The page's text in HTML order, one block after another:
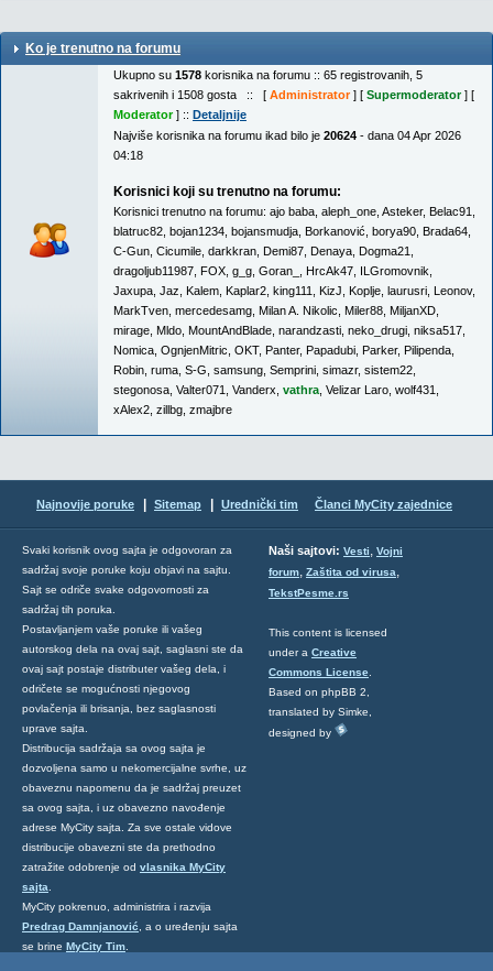
Ko je trenutno na forumu
Ukupno su 1578 korisnika na forumu :: 65 registrovanih, 5
sakrivenih i 1508 gosta :: [ Administrator] [ Supermoderator] [
Moderator] :: Detaljnije
Najviše korisnika na forumu ikad bilo je 20624 - dana 04 Apr 2026
04:18
Korisnici koji su trenutno na forumu:
Korisnici trenutno na forumu: ajo baba aleph_one Asteker, Belac91
blatruc82 bojan1234 bojansmudja Borkanović borya90 Brada64
C-Gun Cicumile darkkran Demi87 Denaya Dogma21
dragoljub11987 FOX g_g Goran_ HrcAk47 ILGromovnik
Jaxupa Jaz Kalem Kaplar2 king111 KizJ Koplje laurusri Leonov,
MarkTven mercedesamg Milan A. Nikolic Miler88 MiljanXD
mirage Mldo MountAndBlade narandzasti neko_drugi niksa517
Nomica OgnjenMitric OKT, Panter, Papadubi Parker, Pilipenda
Robin ruma S-G samsung Semprini simazr, sistem22
stegonosa Valter071 Vanderx vathra Velizar Laro wolf431
xAlex2 zillbg zmajbre
Najnovije poruke Sitemap Urednički tim Članci MyCity zajednice
Svaki korisnik ovog sajta je odgovoran za
sadržaj svoje poruke koju objavi na sajtu.
Sajt se odriče svake odgovornosti za
sadržaj tih poruka.
Postavljanjem vaše poruke ili vašeg
autorskog dela na ovaj sajt, saglasni ste da
ovaj sajt postaje distributer vašeg dela, i
odričete se mogućnosti njegovog
povlačenja ili brisanja, bez saglasnosti
uprave sajta.
Distribucija sadržaja sa ovog sajta je
dozvoljena samo u nekomercijalne svrhe, uz
obaveznu napomenu da je sadržaj preuzet
sa ovog sajta, i uz obavezno navođenje
adrese MyCity sajta. Za sve ostale vidove
distribucije obavezni ste da prethodno
zatražite odobrenje od vlasnika MyCity
sajta
MyCity pokrenuo, administrira i razvija
Predrag Damnjanović , a o uređenju sajta
se brine MyCity Tim
Naši sajtovi: Vesti, Vojni
forum, Zaštita od virusa,
TekstPesme.rs
This content is licensed
under a Creative
Commons License
Based on phpBB 2,
translated by Simke,
designed by